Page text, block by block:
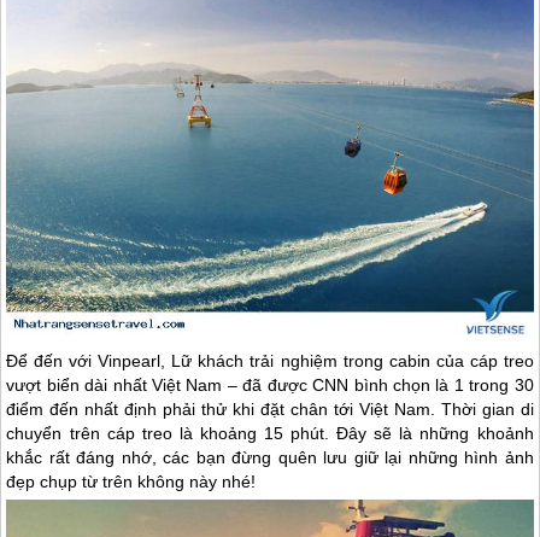
Để đến với Vinpearl, Lữ khách trải nghiệm trong cabin của cáp treo
vượt biển dài nhất Việt Nam – đã được CNN bình chọn là 1 trong 30
điểm đến nhất định phải thử khi đặt chân tới Việt Nam. Thời gian di
chuyển trên cáp treo là khoảng 15 phút. Đây sẽ là những khoảnh
khắc rất đáng nhớ, các bạn đừng quên lưu giữ lại những hình ảnh
đẹp chụp từ trên không này nhé!